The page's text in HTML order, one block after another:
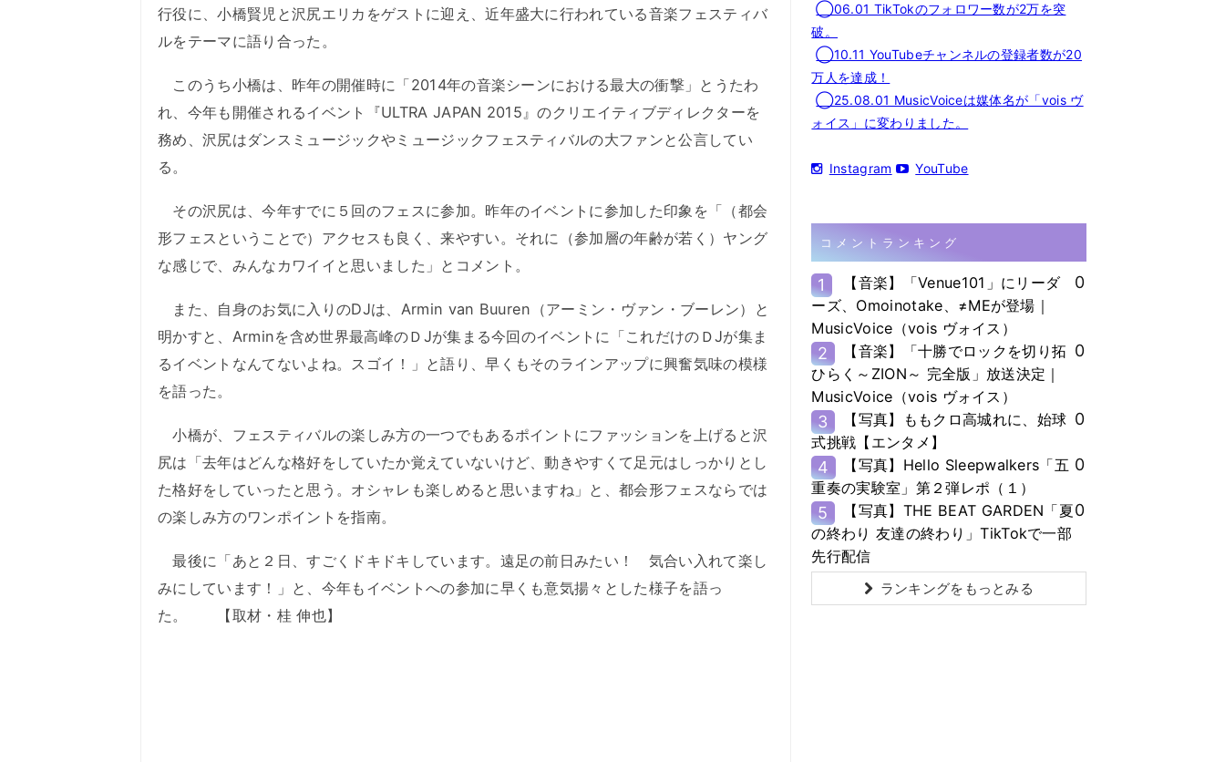
行役に、小橋賢児と沢尻エリカをゲストに迎え、近年盛大に行われている音楽フェスティバ
ルをテーマに語り合った。
このうち小橋は、昨年の開催時に「2014年の音楽シーンにおける最大の衝撃」とうたわ
れ、今年も開催されるイベント『ULTRA JAPAN 2015』のクリエイティブディレクターを
務め、沢尻はダンスミュージックやミュージックフェスティバルの大ファンと公言してい
る。
その沢尻は、今年すでに５回のフェスに参加。昨年のイベントに参加した印象を「（都会
形フェスということで）アクセスも良く、来やすい。それに（参加層の年齢が若く）ヤング
な感じで、みんなカワイイと思いました」とコメント。
また、自身のお気に入りのDJは、Armin van Buuren（アーミン・ヴァン・ブーレン）と
明かすと、Arminを含め世界最高峰のＤJが集まる今回のイベントに「これだけのＤJが集ま
るイベントなんてないよね。スゴイ！」と語り、早くもそのラインアップに興奮気味の模様
を語った。
小橋が、フェスティバルの楽しみ方の一つでもあるポイントにファッションを上げると沢
尻は「去年はどんな格好をしていたか覚えていないけど、動きやすくて足元はしっかりとし
た格好をしていったと思う。オシャレも楽しめると思いますね」と、都会形フェスならでは
の楽しみ方のワンポイントを指南。
最後に「あと２日、すごくドキドキしています。遠足の前日みたい！ 気合い入れて楽し
みにしています！」と、今年もイベントへの参加に早くも意気揚々とした様子を語っ
た。 【取材・桂 伸也】
◯06.01 TikTokのフォロワー数が2万を突
破。
◯10.11 YouTubeチャンネルの登録者数が20
万人を達成！
◯25.08.01 MusicVoiceは媒体名が「vois ヴ
ォイス」に変わりました。
Instagram YouTube
コメントランキング
1
【音楽】「Venue101」にリーダ
ーズ、Omoinotake、≠MEが登場｜
MusicVoice（vois ヴォイス）
0
2
【音楽】「十勝でロックを切り拓
ひらく～ZION～ 完全版」放送決定｜
MusicVoice（vois ヴォイス）
0
3
【写真】ももクロ高城れに、始球
式挑戦【エンタメ】
0
4
【写真】Hello Sleepwalkers「五
重奏の実験室」第２弾レポ（１）
0
5
【写真】THE BEAT GARDEN「夏
の終わり 友達の終わり」TikTokで一部
先行配信
0
ランキングをもっとみる